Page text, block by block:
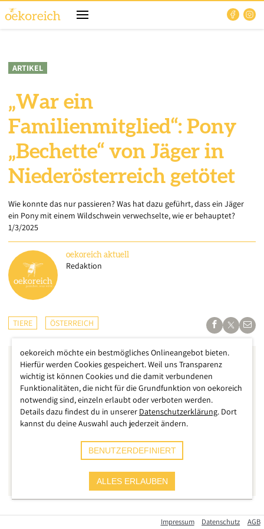
ARTIKEL
„War ein
Familienmitglied“: Pony
„Bechette“ von Jäger in
Niederösterreich getötet
Wie konnte das nur passieren? Was hat dazu geführt, dass ein Jäger
ein Pony mit einem Wildschwein verwechselte, wie er behauptet?
1/3/2025
oekoreich aktuell
Redaktion
TIERE ÖSTERREICH
Wie konnte das nur passieren? Was hat dazu geführt, dass ein
Impressum Datenschutz AGB
oekoreich möchte ein bestmögliches Onlineangebot bieten.
Hierfür werden Cookies gespeichert. Weil uns Transparenz
wichtig ist können Cookies und die damit verbundenen
Funktionalitäten, die nicht für die Grundfunktion von oekoreich
notwendig sind, einzeln erlaubt oder verboten werden.
Details dazu findest du in unserer Datenschutzerklärung. Dort
kannst du deine Auswahl auch jederzeit ändern.
BENUTZERDEFINIERT
ALLES ERLAUBEN